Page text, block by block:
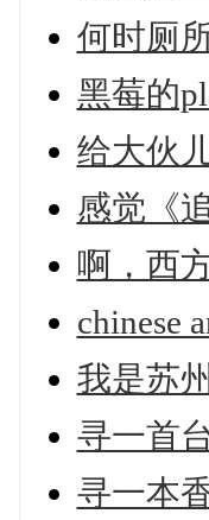
何时厕
黑莓的
给大伙
感觉《
啊，西
chinese
我是苏
寻一首
寻一本